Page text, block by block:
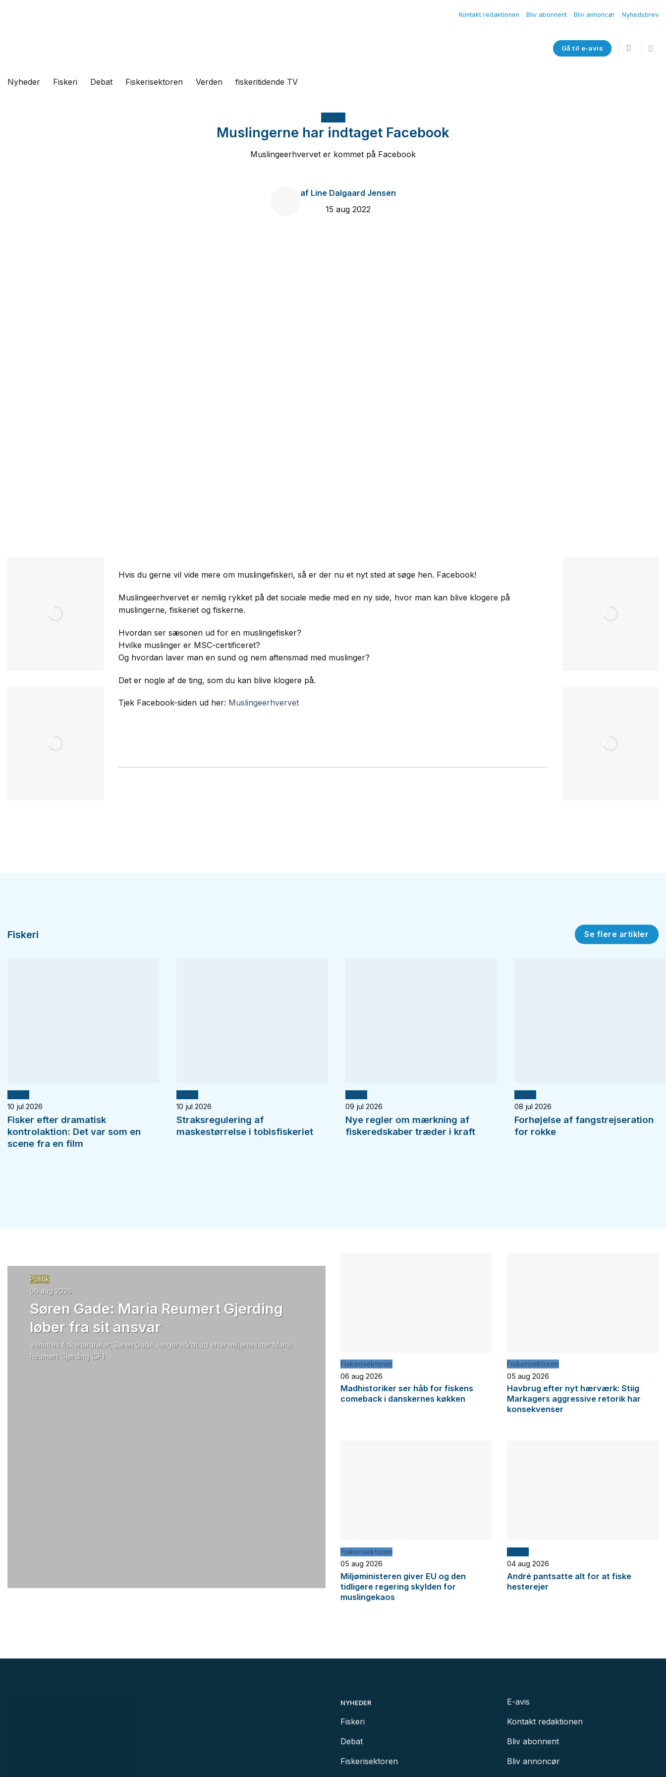
Kontakt redaktionen Bliv abonnent Bliv annoncør Nyhedsbrev
Gå til e-avis
Nyheder Fiskeri Debat Fiskerisektoren Verden fiskeritidende TV
Fiskeri
Muslingerne har indtaget Facebook
Muslingeerhvervet er kommet på Facebook
afLine Dalgaard Jensen
15 aug 2022
Hvis du gerne vil vide mere om muslingefiskeri, så er der nu et nyt sted at søge hen. Facebook!
Muslingeerhvervet er nemlig rykket på det sociale medie med en ny side, hvor man kan blive klogere på
muslingerne, fiskeriet og fiskerne.
Hvordan ser sæsonen ud for en muslingefisker?
Hvilke muslinger er MSC-certificeret?
Og hvordan laver man en sund og nem aftensmad med muslinger?
Det er nogle af de ting, som du kan blive klogere på.
Tjek Facebook-siden ud her: Muslingeerhvervet
Fiskeri Se flere artikler
Fiskeri
10 jul 2026
Fisker efter dramatisk
kontrolaktion: Det var som en
scene fra en film
Fiskeri
10 jul 2026
Straksregulering af
maskestørrelse i tobisfiskeriet
Fiskeri
09 jul 2026
Nye regler om mærkning af
fiskeredskaber træder i kraft
Fiskeri
08 jul 2026
Forhøjelse af fangstrejseration
for rokke
Politik
06 aug 2026
Søren Gade: Maria Reumert Gjerding
løber fra sit ansvar
Venstres fiskeriordfører, Søren Gade, langer hårdt ud efter miljøminister Maria
Reumert Gjerding (SF)
Fiskerisektoren
06 aug 2026
Madhistoriker ser håb for fiskens
comeback i danskernes køkken
Fiskerisektoren
05 aug 2026
Havbrug efter nyt hærværk: Stiig
Markagers aggressive retorik har
konsekvenser
Fiskerisektoren
05 aug 2026
Miljøministeren giver EU og den
tidligere regering skylden for
muslingekaos
Fiskeri
04 aug 2026
André pantsatte alt for at fiske
hesterejer
NYHEDER
Fiskeri
Debat
Fiskerisektoren
E-avis
Kontakt redaktionen
Bliv abonnent
Bliv annoncør